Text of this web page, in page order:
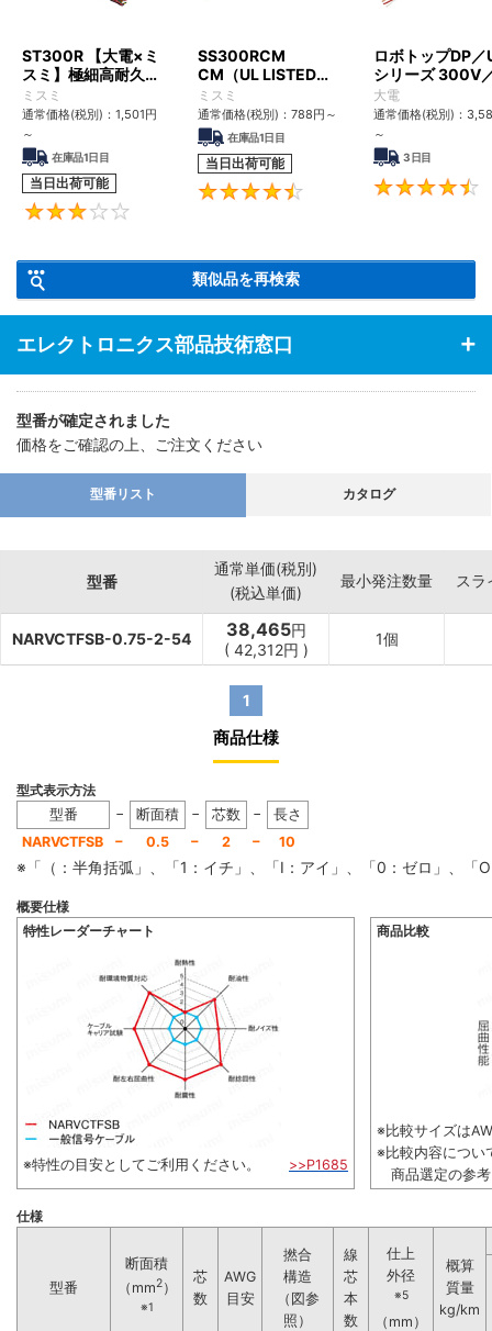
ST300R 【大電×ミ
スミ】極細高耐久ロ
ボットケーブル（シ
ールド無・有）
ミスミ
通常価格(税別)： 1,501円
～
在庫品1日目
当日出荷可能
SS300RCM
CM（UL LISTED規
格・NEPA対応） 小
径
ミスミ
通常価格(税別)： 788円 ～
在庫品1日目
当日出荷可能
4.6
ロボトップDP／
シリーズ 300V
UL2517
大電
通常価格(税別)：
～
3日目
類似品を再検索
エレクトロニクス部品技術窓口
型番が確定されました
価格をご確認の上、ご注文ください
型番リスト カタログ
型番
通常単価(税別)
(税込単価)
最小発注数量 スラ
NARVCTFSB-0.75-2-54 38,465円
( 42,312円 )
1個
1
商品仕様
型式表示方法
型番
− 断面積 − 芯数 −
長さ
NARVCTFSB
− 0.5 − 2 − 10
※「（：半角括弧」、「1：イチ」、「I：アイ」、「0：ゼロ」、「
概要仕様
特性レーダーチャート
商品比較
※特性の目安としてご利用ください。 >>P1685
※比較サイズは
※比較内容につい
商品選定の参
仕様
型番
断面積
（mm2）
※1
芯
数
AWG
目安
撚合
構造
（図参
照）
線
芯
本
数
仕上
外径
※5
（mm）
概算
質量
kg/km